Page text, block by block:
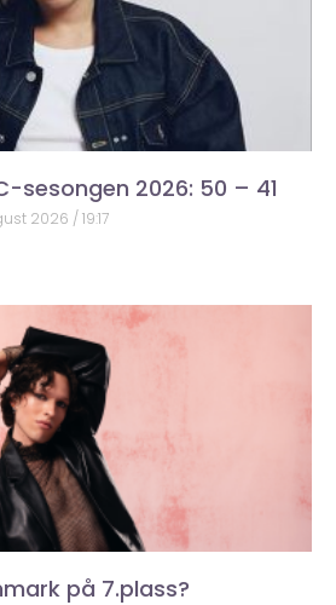
sesongen 2026: 50 – 41
2026 19:17
på 7.plass?